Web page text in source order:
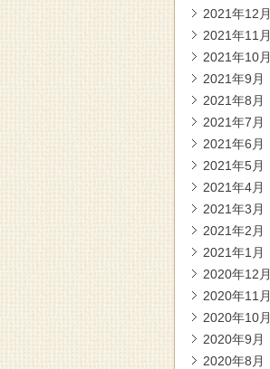
2021年12月
2021年11月
2021年10月
2021年9月
2021年8月
2021年7月
2021年6月
2021年5月
2021年4月
2021年3月
2021年2月
2021年1月
2020年12月
2020年11月
2020年10月
2020年9月
2020年8月